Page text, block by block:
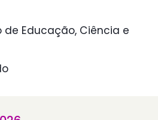
de Educação, Ciência e